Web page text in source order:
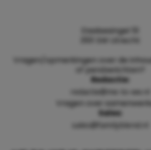
Daalsesingel 51
3511 SW Utrecht
Vragen/opmerkingen over de
of persberichten?
Redactie:
redactie@me-to-we.nl
Vragen over
Sales:
sales@familyblend.nl